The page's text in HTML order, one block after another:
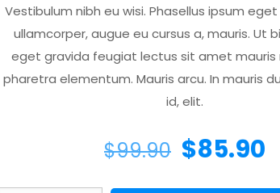
recensioni
Vestibulum nibh eu wisi. Phasellus ipsum
ullamcorper, augue eu cursus a, mauris. Ut
eget gravida feugiat lectus sit amet mauris
pharetra elementum. Mauris arcu. In mauris
id, elit.
$99.90 $85.90